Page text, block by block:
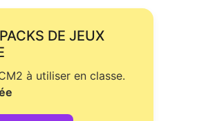
DE JEUX
à utiliser en classe.